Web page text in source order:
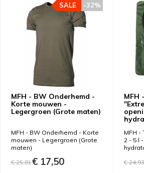
MFH - BW Onderhemd -
Korte mouwen -
Legergroen (Grote maten)
-32%
SALE
MFH - BW Onderhemd - Korte
mouwen - Legergroen (Grote
maten)
€ 25,81€ 17,50
MFH
MFH -
2 - 5 l
€ 24,93